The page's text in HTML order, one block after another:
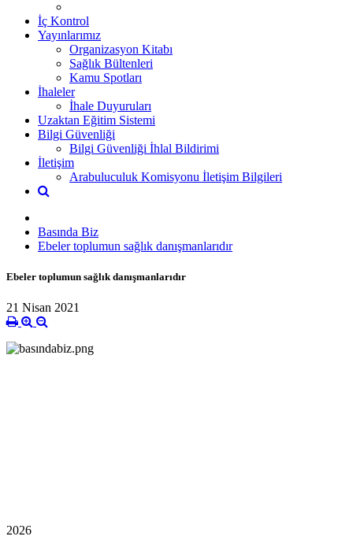
İç Kontrol
Yayınlarımız
Organizasyon Kitabı
Sağlık Bültenleri
Kamu Spotları
İhaleler
İhale Duyuruları
Uzaktan Eğitim Sistemi
Bilgi Güvenliği
Bilgi Güvenliği İhlal Bildirimi
İletişim
Arabuluculuk Komisyonu İletişim Bilgileri
Basında Biz
Ebeler toplumun sağlık danışmanlarıdır
Ebeler toplumun sağlık danışmanlarıdır
21 Nisan 2021
2026